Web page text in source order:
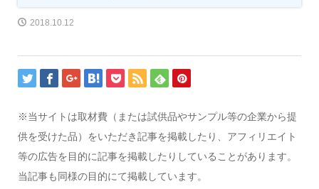
2018.10.12
※当サイトは取材費（または試供品やサンプル等の企業から提
供を受けた品）をいただき記事を掲載したり、アフィリエイト
等の広告を目的に記事を掲載したりしていることがあります。
当記事も同様の目的にて掲載しています。